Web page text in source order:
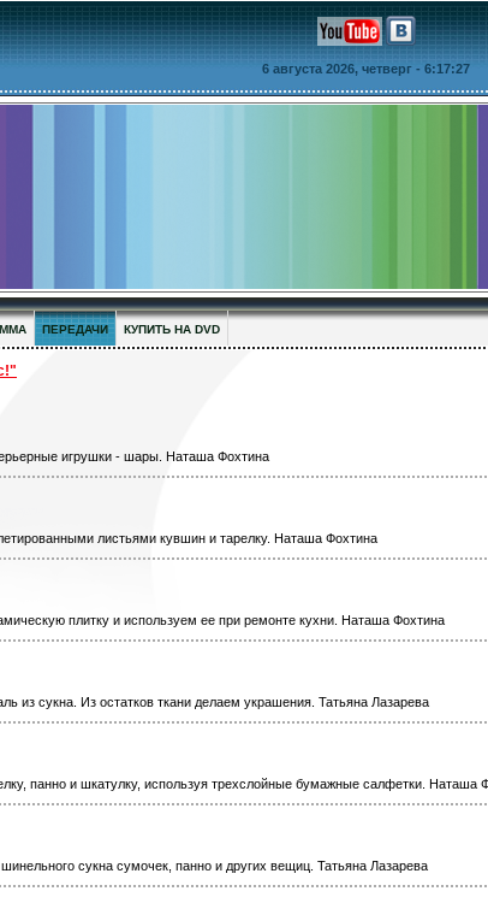
6 августа 2026, четверг - 6:17:27
ПЕРЕДАЧИ КУПИТЬ НА DVD
игрушки - шары. Наташа Фохтина
листьями кувшин и тарелку. Наташа Фохтина
плитку и используем ее при ремонте кухни. Наташа Фохтина
сукна. Из остатков ткани делаем украшения. Татьяна Лазарева
панно и шкатулку, используя трехслойные бумажные салфетки. Наташа
сукна сумочек, панно и других вещиц. Татьяна Лазарева